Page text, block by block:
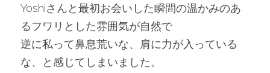
Yoshiさんと最初お会いした瞬間の温かみのあ
るフワリとした雰囲気が自然で
逆に私って鼻息荒いな、肩に力が入っている
な、と感じてしまいました。